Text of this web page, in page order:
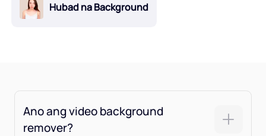
Hubad na Background
Ano ang video background
remover?